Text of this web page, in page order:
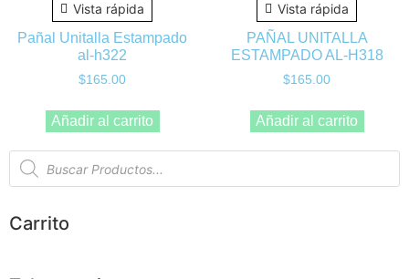
Vista rápida
Pañal Unitalla Estampado
al-h322
$165.00
Añadir al carrito
Vista rápida
PAÑAL UNITALLA
ESTAMPADO AL-H318
$165.00
Añadir al carrito
Carrito